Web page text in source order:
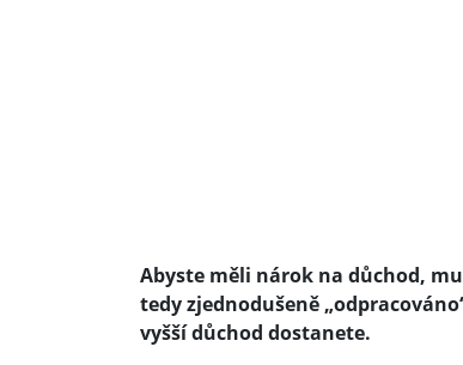
Abyste měli nárok na důchod,
tedy zjednodušeně
vyšší důchod dostanete.